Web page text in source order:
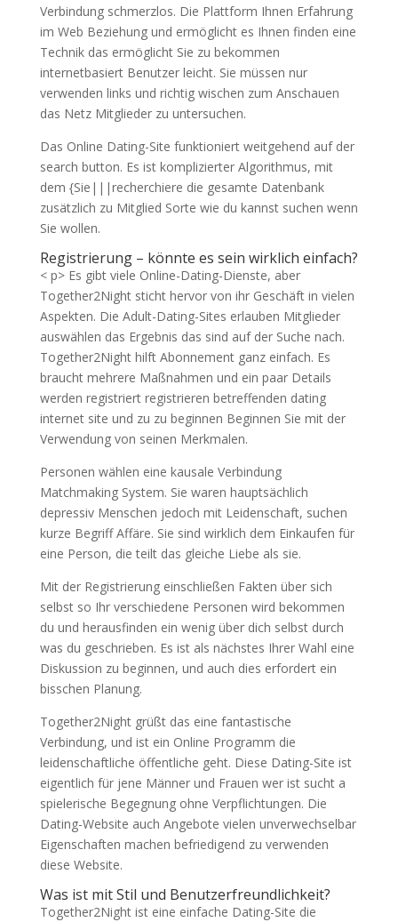
Verbindung schmerzlos. Die Plattform Ihnen Erfahrung
im Web Beziehung und ermöglicht es Ihnen finden eine
Technik das ermöglicht Sie zu bekommen
internetbasiert Benutzer leicht. Sie müssen nur
verwenden links und richtig wischen zum Anschauen
das Netz Mitglieder zu untersuchen.
Das Online Dating-Site funktioniert weitgehend auf der
search button. Es ist komplizierter Algorithmus, mit
dem {Sie|||recherchiere die gesamte Datenbank
zusätzlich zu Mitglied Sorte wie du kannst suchen wenn
Sie wollen.
Registrierung – könnte es sein wirklich einfach?
< p> Es gibt viele Online-Dating-Dienste, aber
Together2Night sticht hervor von ihr Geschäft in vielen
Aspekten. Die Adult-Dating-Sites erlauben Mitglieder
auswählen das Ergebnis das sind auf der Suche nach.
Together2Night hilft Abonnement ganz einfach. Es
braucht mehrere Maßnahmen und ein paar Details
werden registriert registrieren betreffenden dating
internet site und zu zu beginnen Beginnen Sie mit der
Verwendung von seinen Merkmalen.
Personen wählen eine kausale Verbindung
Matchmaking System. Sie waren hauptsächlich
depressiv Menschen jedoch mit Leidenschaft, suchen
kurze Begriff Affäre. Sie sind wirklich dem Einkaufen für
eine Person, die teilt das gleiche Liebe als sie.
Mit der Registrierung einschließen Fakten über sich
selbst so Ihr verschiedene Personen wird bekommen
du und herausfinden ein wenig über dich selbst durch
was du geschrieben. Es ist als nächstes Ihrer Wahl eine
Diskussion zu beginnen, und auch dies erfordert ein
bisschen Planung.
Together2Night grüßt das eine fantastische
Verbindung, und ist ein Online Programm die
leidenschaftliche öffentliche geht. Diese Dating-Site ist
eigentlich für jene Männer und Frauen wer ist sucht a
spielerische Begegnung ohne Verpflichtungen. Die
Dating-Website auch Angebote vielen unverwechselbar
Eigenschaften machen befriedigend zu verwenden
diese Website.
Was ist mit Stil und Benutzerfreundlichkeit?
Together2Night ist eine einfache Dating-Site die